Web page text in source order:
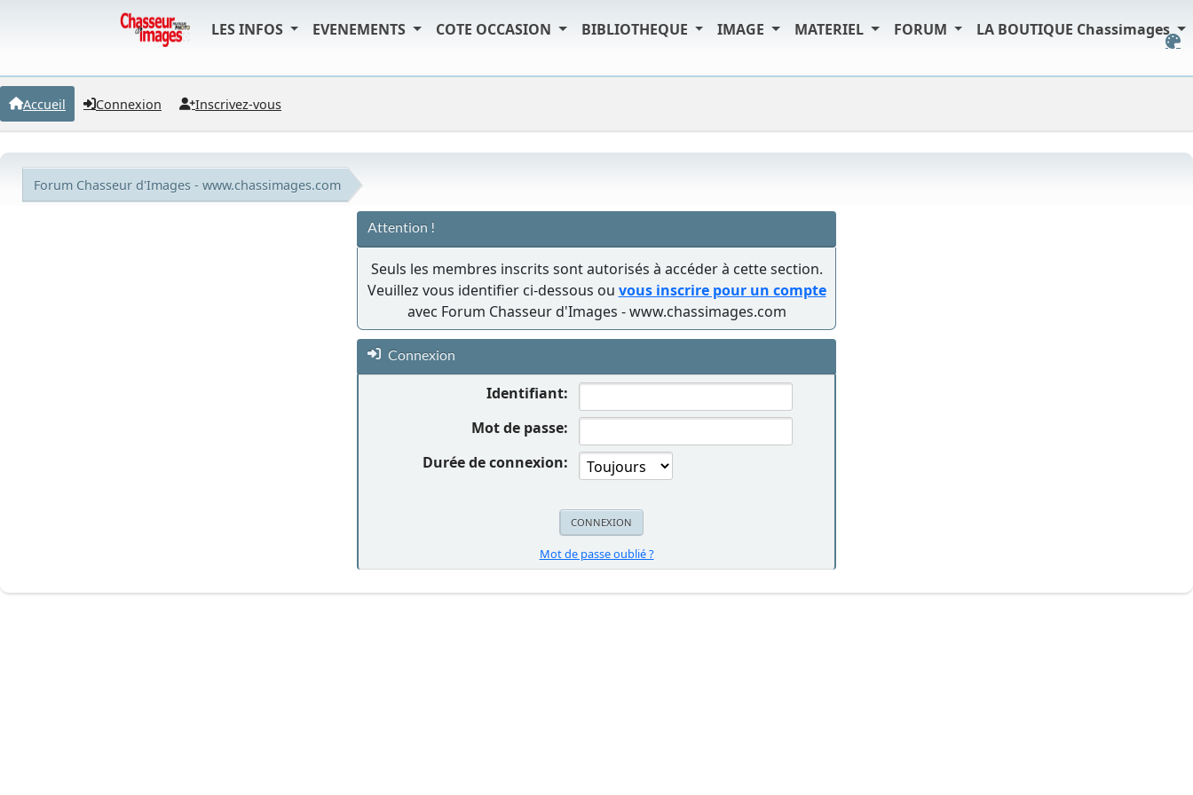
LES INFOS EVENEMENTS COTE OCCASION BIBLIOTHEQUE IMAGE MATERIEL FORUM LA BOUTIQUE Chassimages
Accueil Connexion Inscrivez-vous
Forum Chasseur d'Images - www.chassimages.com
Attention !
Seuls les membres inscrits sont autorisés à accéder à cette section.
Veuillez vous identifier ci-dessous ou vous inscrire pour un compte
avec Forum Chasseur d'Images - www.chassimages.com
Connexion
Identifiant:
Mot de passe:
Durée de connexion:
Mot de passe oublié ?